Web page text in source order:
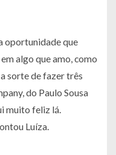
oportunidade que
algo que amo, como
sorte de fazer três
do Paulo Sousa
muito feliz lá.
Luíza.